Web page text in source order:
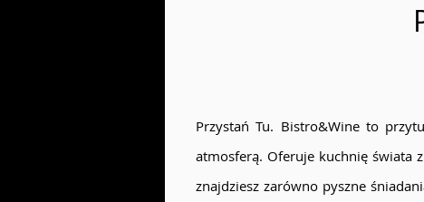
Przystań Tu. Bistro&Wine to
atmosferą. Oferuje kuchnię świata
znajdziesz zarówno pyszne